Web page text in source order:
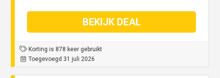
BEKIJK DEAL
Korting is 878 keer gebruikt
Toegevoegd 31 juli 2026